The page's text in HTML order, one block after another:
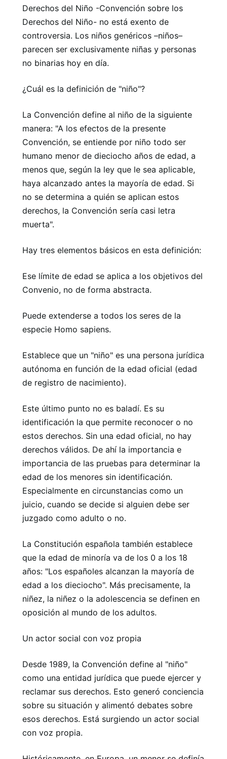
Derechos del Niño -Convención sobre los
Derechos del Niño- no está exento de
controversia. Los niños genéricos –niños–
parecen ser exclusivamente niñas y personas
no binarias hoy en día.
¿Cuál es la definición de "niño"?
La Convención define al niño de la siguiente
manera: "A los efectos de la presente
Convención, se entiende por niño todo ser
humano menor de dieciocho años de edad, a
menos que, según la ley que le sea aplicable,
haya alcanzado antes la mayoría de edad. Si
no se determina a quién se aplican estos
derechos, la Convención sería casi letra
muerta".
Hay tres elementos básicos en esta definición:
Ese límite de edad se aplica a los objetivos del
Convenio, no de forma abstracta.
Puede extenderse a todos los seres de la
especie Homo sapiens.
Establece que un "niño" es una persona jurídica
autónoma en función de la edad oficial (edad
de registro de nacimiento).
Este último punto no es baladí. Es su
identificación la que permite reconocer o no
estos derechos. Sin una edad oficial, no hay
derechos válidos. De ahí la importancia e
importancia de las pruebas para determinar la
edad de los menores sin identificación.
Especialmente en circunstancias como un
juicio, cuando se decide si alguien debe ser
juzgado como adulto o no.
La Constitución española también establece
que la edad de minoría va de los 0 a los 18
años: "Los españoles alcanzan la mayoría de
edad a los dieciocho". Más precisamente, la
niñez, la niñez o la adolescencia se definen en
oposición al mundo de los adultos.
Un actor social con voz propia
Desde 1989, la Convención define al "niño"
como una entidad jurídica que puede ejercer y
reclamar sus derechos. Esto generó conciencia
sobre su situación y alimentó debates sobre
esos derechos. Está surgiendo un actor social
con voz propia.